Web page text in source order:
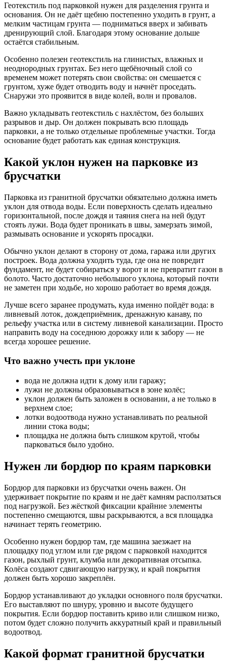
Геотекстиль под парковкой нужен для разделения грунта и
основания. Он не даёт щебню постепенно уходить в грунт, а
мелким частицам грунта — подниматься вверх и забивать
дренирующий слой. Благодаря этому основание дольше
остаётся стабильным.
Особенно полезен геотекстиль на глинистых, влажных и
неоднородных грунтах. Без него щебёночный слой со
временем может потерять свои свойства: он смешается с
грунтом, хуже будет отводить воду и начнёт проседать.
Снаружи это проявится в виде колей, волн и провалов.
Важно укладывать геотекстиль с нахлёстом, без больших
разрывов и дыр. Он должен покрывать всю площадь
парковки, а не только отдельные проблемные участки. Тогда
основание будет работать как единая конструкция.
Какой уклон нужен на парковке из
брусчатки
Парковка из гранитной брусчатки обязательно должна иметь
уклон для отвода воды. Если поверхность сделать идеально
горизонтальной, после дождя и таяния снега на ней будут
стоять лужи. Вода будет проникать в швы, замерзать зимой,
размывать основание и ускорять просадки.
Обычно уклон делают в сторону от дома, гаража или других
построек. Вода должна уходить туда, где она не повредит
фундамент, не будет собираться у ворот и не превратит газон в
болото. Часто достаточно небольшого уклона, который почти
не заметен при ходьбе, но хорошо работает во время дождя.
Лучше всего заранее продумать, куда именно пойдёт вода: в
ливневый лоток, дождеприёмник, дренажную канаву, по
рельефу участка или в систему ливневой канализации. Просто
направить воду на соседнюю дорожку или к забору — не
всегда хорошее решение.
Что важно учесть при уклоне
вода не должна идти к дому или гаражу;
лужи не должны образовываться в зоне колёс;
уклон должен быть заложен в основании, а не только в
верхнем слое;
лотки водоотвода нужно устанавливать по реальной
линии стока воды;
площадка не должна быть слишком крутой, чтобы
парковаться было удобно.
Нужен ли бордюр по краям парковки
Бордюр для парковки из брусчатки очень важен. Он
удерживает покрытие по краям и не даёт камням расползаться
под нагрузкой. Без жёсткой фиксации крайние элементы
постепенно смещаются, швы раскрываются, а вся площадка
начинает терять геометрию.
Особенно нужен бордюр там, где машина заезжает на
площадку под углом или где рядом с парковкой находится
газон, рыхлый грунт, клумба или декоративная отсыпка.
Колёса создают сдвигающую нагрузку, и край покрытия
должен быть хорошо закреплён.
Бордюр устанавливают до укладки основного поля брусчатки.
Его выставляют по шнуру, уровню и высоте будущего
покрытия. Если бордюр поставить криво или слишком низко,
потом будет сложно получить аккуратный край и правильный
водоотвод.
Какой формат гранитной брусчатки